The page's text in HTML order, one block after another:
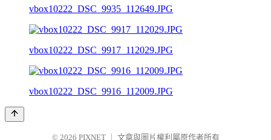
vbox10222_DSC_9935_112649.JPG
vbox10222_DSC_9917_112029.JPG
vbox10222_DSC_9916_112009.JPG
© 2026 PIXNET 文章與圖片權利屬原作者所有